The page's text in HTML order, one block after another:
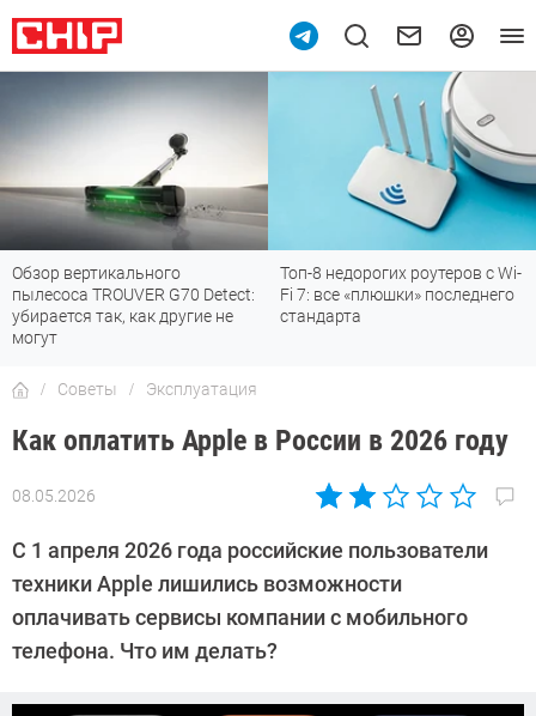
Топ-8 недорогих роутеров с Wi-
Fi 7: все «плюшки» последнего
стандарта
7 мессенджеров, которые
отлично работают в России
Советы Эксплуатация
Как оплатить Apple в России в 2026 году
08.05.2026
Автор:
Калашников
С 1 апреля 2026 года российские пользователи
техники Apple лишились возможности
оплачивать сервисы компании с мобильного
телефона. Что им делать?